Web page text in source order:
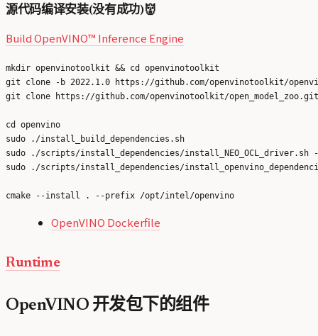
源代码编译安装(没有成功)👹
Build OpenVINO™ Inference Engine
mkdir openvinotoolkit && cd openvinotoolkit
git clone -b 2022.1.0 https://github.com/openvinotoolkit/
git clone https://github.com/openvinotoolkit/open_model_zoo.git
cd openvino
sudo ./install_build_dependencies.sh
sudo ./scripts/install_dependencies/install_NEO_OCL_driver.sh -
sudo ./scripts/install_dependencies/
OpenVINO Dockerfile
Runtime
OpenVINO 开发包下的组件